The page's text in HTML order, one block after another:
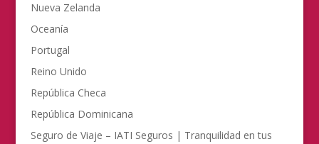
Nueva Zelanda
Oceanía
Portugal
Reino Unido
República Checa
República Dominicana
Seguro de Viaje – IATI Seguros | Tranquilidad en tus